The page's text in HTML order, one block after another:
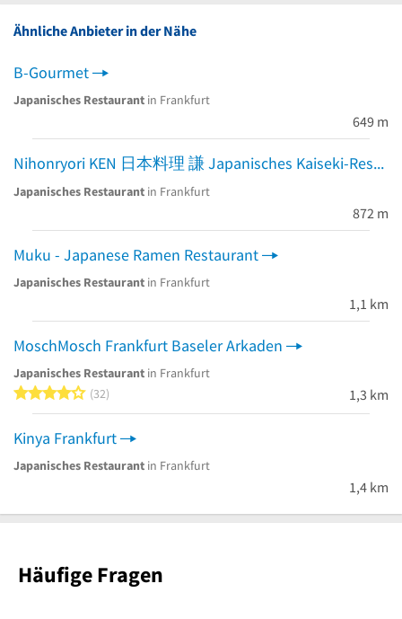
Ähnliche Anbieter in der Nähe
B-Gourmet
Japanisches Restaurant in Frankfurt
649 m
Nihonryori KEN 日本料理 謙 Japanisches Kaiseki-Restaurant
Japanisches Restaurant in Frankfurt
872 m
Muku - Japanese Ramen Restaurant
Japanisches Restaurant in Frankfurt
1,1 km
MoschMosch Frankfurt Baseler Arkaden
Japanisches Restaurant in Frankfurt
4 von 5 Sternen
32 1,3 km
Kinya Frankfurt
Japanisches Restaurant in Frankfurt
1,4 km
Häufige Fragen